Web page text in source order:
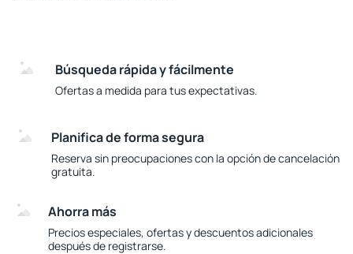
Búsqueda rápida y fácilmente
Ofertas a medida para tus expectativas.
Planifica de forma segura
Reserva sin preocupaciones con la opción de cancelación
gratuita.
Ahorra más
Precios especiales, ofertas y descuentos adicionales
después de registrarse.